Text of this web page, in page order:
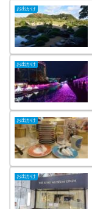
お出かけ
お出かけ
お出かけ
お出かけ